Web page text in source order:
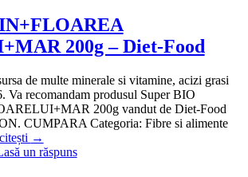
200g – Diet-Food
de multe minerale si vitamine, acizi grasi
Va recomandam produsul Super BIO
200g vandut de Diet-Food
CUMPARA Categoria: Fibre si alimente
→
un răspuns